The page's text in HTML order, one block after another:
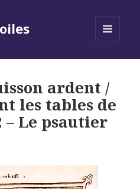
ardent /
les tables de
Le psautier